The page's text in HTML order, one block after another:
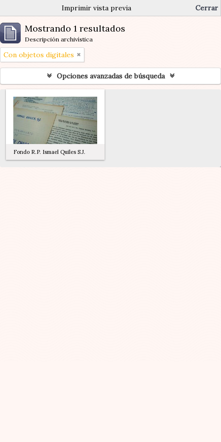
Imprimir vista previa Cerrar
Mostrando 1 resultados
Descripción archivística
Con objetos digitales
Opciones avanzadas de búsqueda
Fondo R.P. Ismael Quiles S.J.